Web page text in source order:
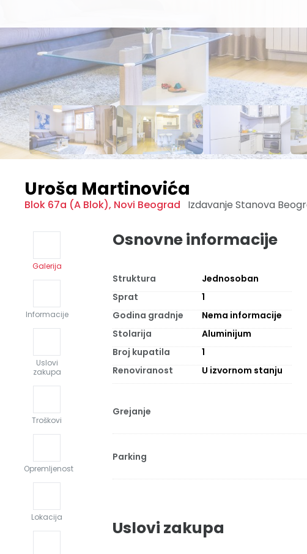
Uroša Martinovića
Blok 67a (A Blok), Novi Beograd Izdavanje Stanova
Galerija
Informacije
Uslovi
zakupa
Troškovi
Opremljenost
Lokacija
Osnovne informacije
Struktura Jednosoban
Sprat
1
Godina gradnje
Nema informacije
Stolarija
Aluminijum
Broj kupatila
1
Renoviranost
U izvornom stanju
Grejanje
Parking
Uslovi zakupa